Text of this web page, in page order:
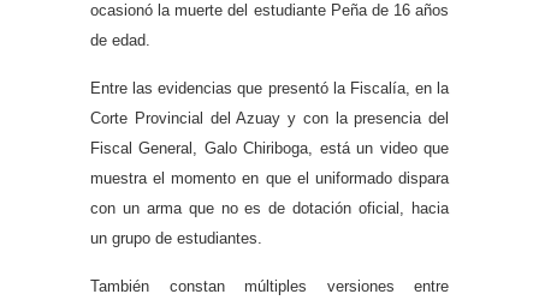
ocasionó la muerte del estudiante Peña de 16 años
de edad.
Entre las evidencias que presentó la Fiscalía, en la
Corte Provincial del Azuay y con la presencia del
Fiscal General, Galo Chiriboga, está un video que
muestra el momento en que el uniformado dispara
con un arma que no es de dotación oficial, hacia
un grupo de estudiantes.
También constan múltiples versiones entre